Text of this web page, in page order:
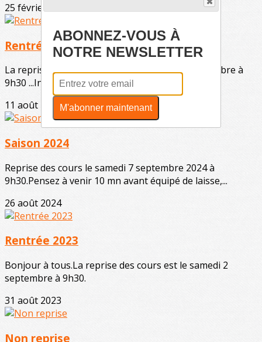
25 février 2026
Rentrée 2025
La reprise des cours aura lieu le samedi 6 septembre à
9h30 ...Informations pour les nouveaux...
11 août 2025
Saison 2024
Reprise des cours le samedi 7 septembre 2024 à
9h30.Pensez à venir 10 mn avant équipé de laisse,...
26 août 2024
Rentrée 2023
Bonjour à tous.La reprise des cours est le samedi 2
septembre à 9h30.
31 août 2023
Non reprise
ABONNEZ-VOUS À
NOTRE NEWSLETTER
M'abonner maintenant